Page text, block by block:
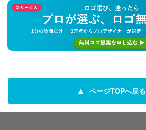
ページTOPへ戻る